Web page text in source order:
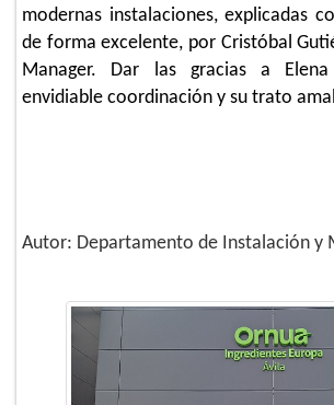
modernas instalaciones, explicadas
de forma excelente, por Cristóbal
Manager. Dar las gracias a
envidiable coordinación y su trato
Autor: Departamento de Instalación y